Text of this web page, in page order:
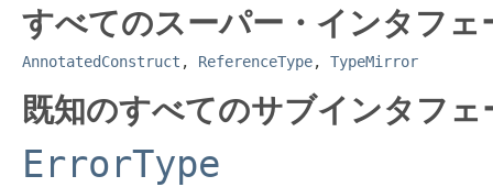
すべてのスーパー・インタフェ
AnnotatedConstruct , ReferenceType, TypeMirror
既知のすべてのサブインタフ
ErrorType